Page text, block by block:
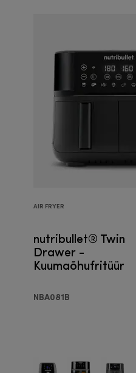
AIR FRYER
nutribullet® Twin
Drawer -
Kuumaõhufritüür
NBA081B